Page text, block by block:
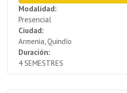
Modalidad:
Presencial
Ciudad:
Armenia, Quindío
Duración:
4 SEMESTRES